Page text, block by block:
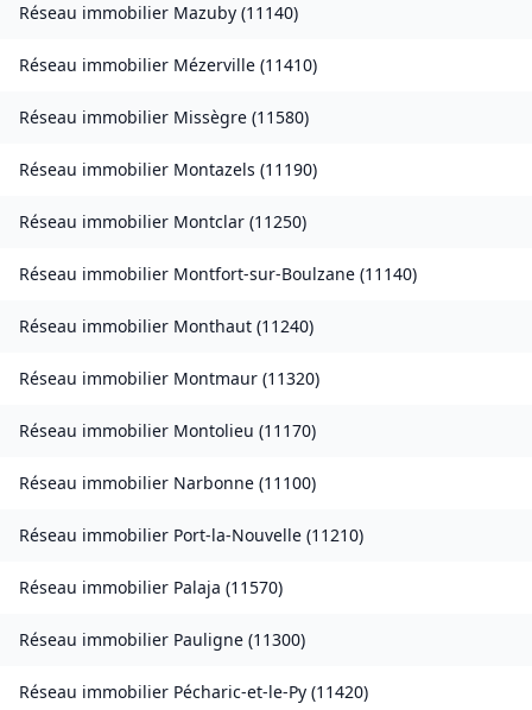
Réseau immobilier Mazuby (11140)
Réseau immobilier Mézerville (11410)
Réseau immobilier Missègre (11580)
Réseau immobilier Montazels (11190)
Réseau immobilier Montclar (11250)
Réseau immobilier Montfort-sur-Boulzane (11140)
Réseau immobilier Monthaut (11240)
Réseau immobilier Montmaur (11320)
Réseau immobilier Montolieu (11170)
Réseau immobilier Narbonne (11100)
Réseau immobilier Port-la-Nouvelle (11210)
Réseau immobilier Palaja (11570)
Réseau immobilier Pauligne (11300)
Réseau immobilier Pécharic-et-le-Py (11420)